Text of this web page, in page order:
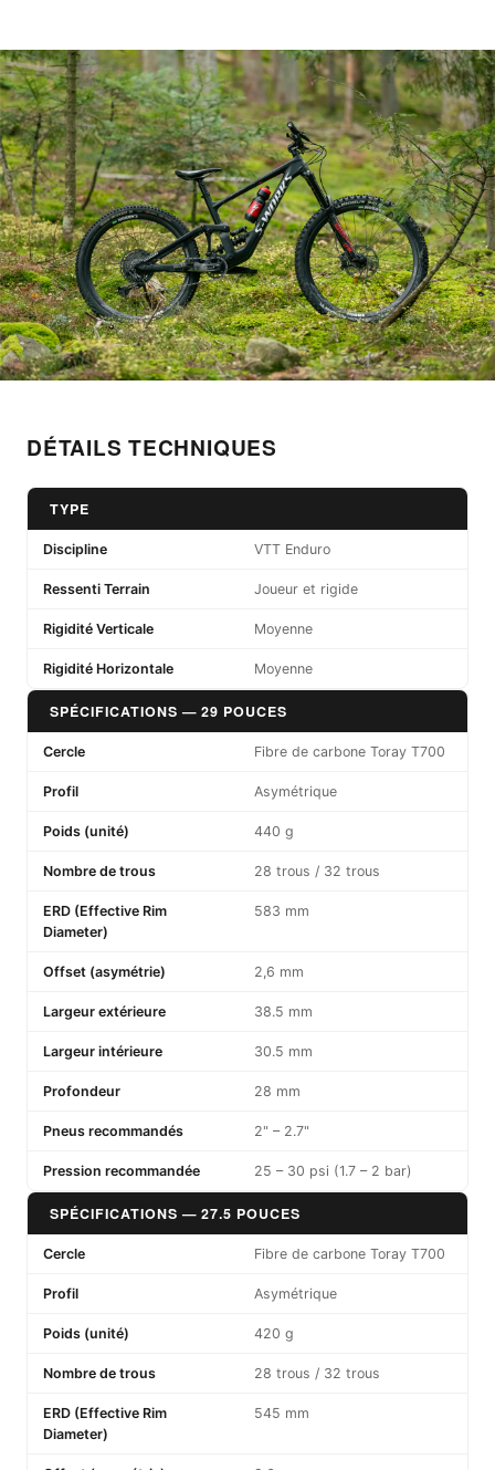
DÉTAILS TECHNIQUES
TYPE
Discipline VTT Enduro
Ressenti Terrain Joueur et rigide
Rigidité Verticale Moyenne
Rigidité Horizontale Moyenne
SPÉCIFICATIONS — 29 POUCES
Cercle Fibre de carbone Toray T700
Profil Asymétrique
Poids (unité) 440 g
Nombre de trous 28 trous / 32 trous
ERD (Effective Rim
Diameter)
583 mm
Offset (asymétrie) 2,6 mm
Largeur extérieure 38.5 mm
Largeur intérieure 30.5 mm
Profondeur 28 mm
Pneus recommandés 2" – 2.7"
Pression recommandée 25 – 30 psi (1.7 – 2 bar)
SPÉCIFICATIONS — 27.5 POUCES
Cercle Fibre de carbone Toray T700
Profil Asymétrique
Poids (unité) 420 g
Nombre de trous 28 trous / 32 trous
ERD (Effective Rim
Diameter)
545 mm